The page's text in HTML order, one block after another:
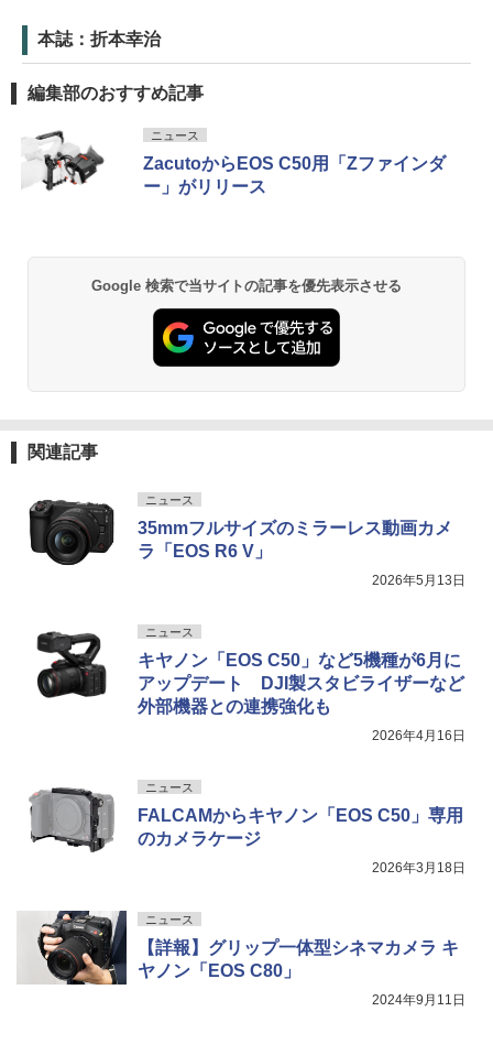
本誌：折本幸治
編集部のおすすめ記事
ニュース
ZacutoからEOS C50用「Zファインダ
ー」がリリース
Google 検索で当サイトの記事を優先表示させる
関連記事
ニュース
35mmフルサイズのミラーレス動画カメ
ラ「EOS R6 V」
2026年5月13日
ニュース
キヤノン「EOS C50」など5機種が6月に
アップデート DJI製スタビライザーなど
外部機器との連携強化も
2026年4月16日
ニュース
FALCAMからキヤノン「EOS C50」専用
のカメラケージ
2026年3月18日
ニュース
【詳報】グリップ一体型シネマカメラ キ
ヤノン「EOS C80」
2024年9月11日